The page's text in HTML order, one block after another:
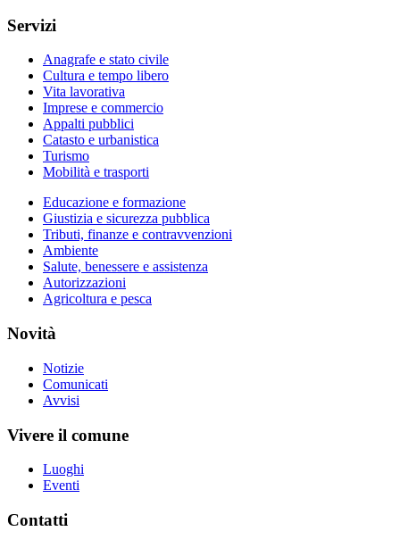
Servizi
Anagrafe e stato civile
Cultura e tempo libero
Vita lavorativa
Imprese e commercio
Appalti pubblici
Catasto e urbanistica
Turismo
Mobilità e trasporti
Educazione e formazione
Giustizia e sicurezza pubblica
Tributi, finanze e contravvenzioni
Ambiente
Salute, benessere e assistenza
Autorizzazioni
Agricoltura e pesca
Novità
Notizie
Comunicati
Avvisi
Vivere il comune
Luoghi
Eventi
Contatti